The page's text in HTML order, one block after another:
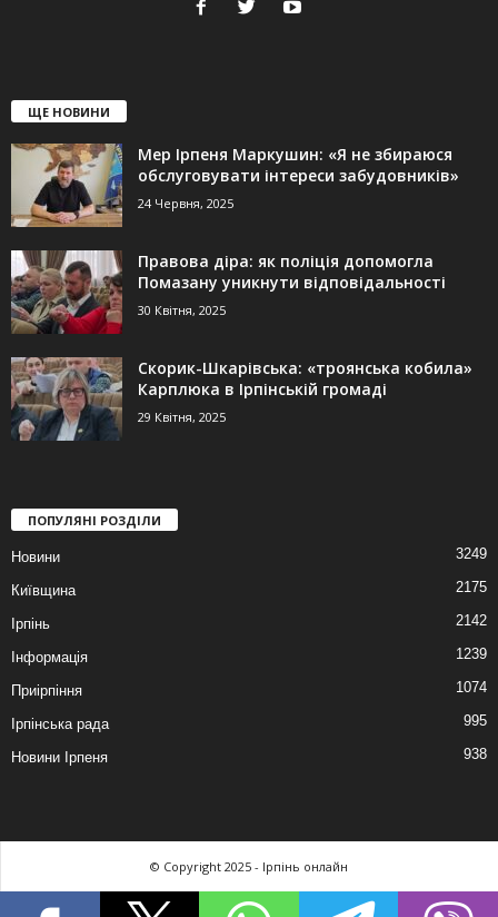
ЩЕ НОВИНИ
Мер Ірпеня Маркушин: «Я не збираюся
обслуговувати інтереси забудовників»
24 Червня, 2025
Правова діра: як поліція допомогла
Помазану уникнути відповідальності
30 Квітня, 2025
Скорик-Шкарівська: «троянська кобила»
Карплюка в Ірпінській громаді
29 Квітня, 2025
ПОПУЛЯНІ РОЗДІЛИ
Новини 3249
Київщина 2175
Ірпінь 2142
Інформація 1239
Приірпіння 1074
Ірпінська рада 995
Новини Ірпеня 938
© Copyright 2025 - Ірпінь онлайн